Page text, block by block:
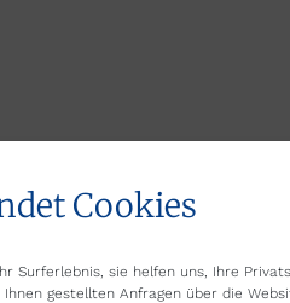
Cookies
Surferlebnis, sie helfen uns, Ihre
gestellten Anfragen über die